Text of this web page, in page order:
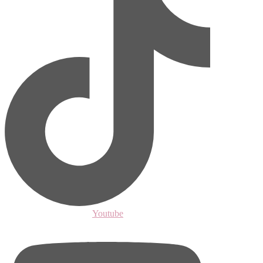
Youtube